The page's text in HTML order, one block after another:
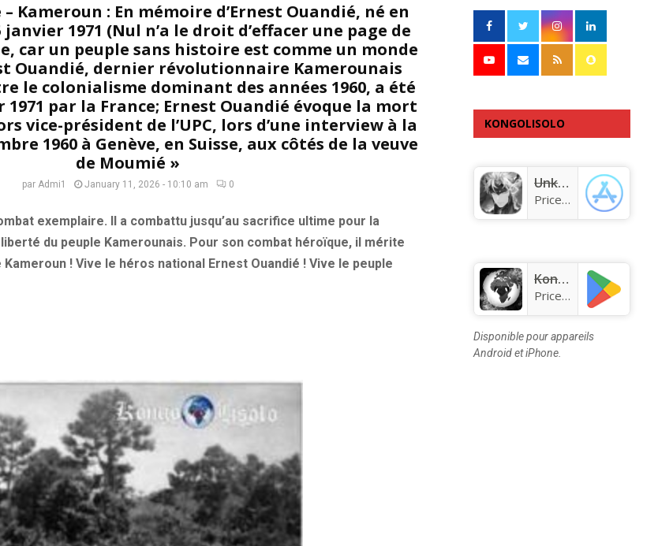
Kameroun : En mémoire d’Ernest Ouandié, né en
janvier 1971 (Nul n’a le droit d’effacer une page de
car un peuple sans histoire est comme un monde
Ouandié, dernier révolutionnaire Kamerounais
le colonialisme dominant des années 1960, a été
1971 par la France; Ernest Ouandié évoque la mort
vice-président de l’UPC, lors d’une interview à la
1960 à Genève, en Suisse, aux côtés de la veuve
de Moumié »
par Admi1 January 11, 2026 - 10:10 am 0
exemplaire. Il a combattu jusqu’au sacrifice ultime pour la
du peuple Kamerounais. Pour son combat héroïque, il mérite
! Vive le héros national Ernest Ouandié ! Vive le peuple
KONGOLISOLO
Unknown app
Price:Free
KongoLisolo
Price:Free
Disponible pour appareils
Android et iPhone.